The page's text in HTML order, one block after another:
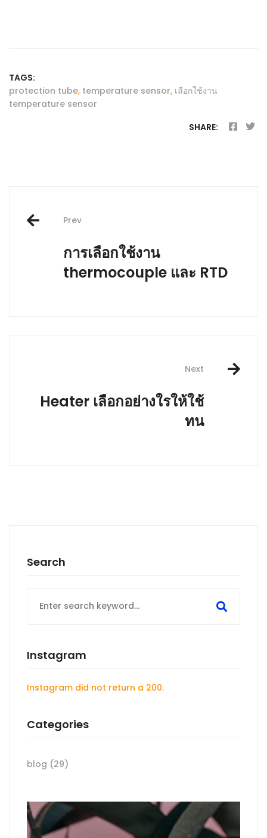
TAGS:
protection tube, temperature sensor, เลือกใช้งาน
temperature sensor
SHARE:
Prev
การเลือกใช้งาน
thermocouple และ RTD
Next
Heater เลือกอย่างใรให้ใช้
ทน
Search
Instagram
Instagram did not return a 200.
Categories
blog (29)